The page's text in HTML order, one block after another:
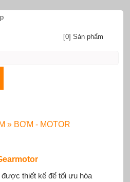
thiết kế để tối ưu hóa
» BƠM - MOTOR
[0] Sản phẩm